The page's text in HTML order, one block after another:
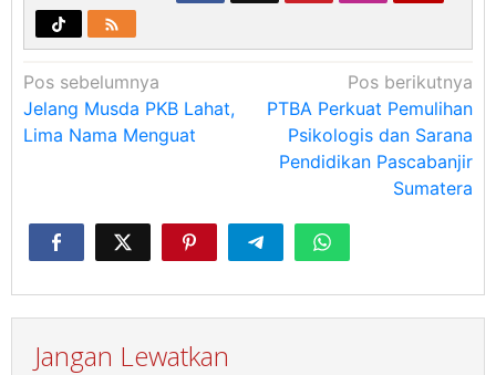
Navigasi
pos
Pos sebelumnya
Jelang Musda PKB Lahat,
Lima Nama Menguat
Pos berikutnya
PTBA Perkuat Pemulihan
Psikologis dan Sarana
Pendidikan Pascabanjir
Sumatera
Jangan Lewatkan